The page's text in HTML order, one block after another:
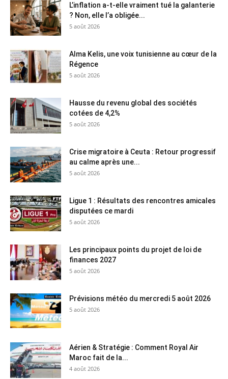
L’inflation a-t-elle vraiment tué la galanterie
? Non, elle l’a obligée...
5 août 2026
Alma Kelis, une voix tunisienne au cœur de la
Régence
5 août 2026
Hausse du revenu global des sociétés
cotées de 4,2%
5 août 2026
Crise migratoire à Ceuta : Retour progressif
au calme après une...
5 août 2026
Ligue 1 : Résultats des rencontres amicales
disputées ce mardi
5 août 2026
Les principaux points du projet de loi de
finances 2027
5 août 2026
Prévisions météo du mercredi 5 août 2026
5 août 2026
Aérien & Stratégie : Comment Royal Air
Maroc fait de la...
4 août 2026